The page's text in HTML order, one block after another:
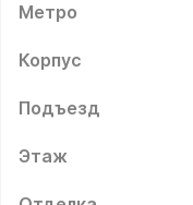
Метро
Корпус
Подъезд
Этаж